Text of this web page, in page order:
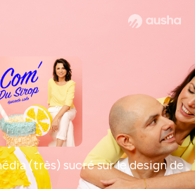
(très) sucré sur le design de